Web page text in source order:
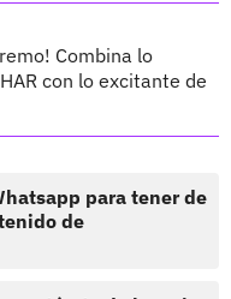
Combina lo
con lo excitante de
para tener de
de